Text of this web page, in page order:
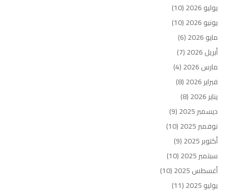
يوليو 2026
(10)
يونيو 2026
(10)
مايو 2026
(6)
أبريل 2026
(7)
مارس 2026
(4)
فبراير 2026
(8)
يناير 2026
(8)
ديسمبر 2025
(9)
نوفمبر 2025
(10)
أكتوبر 2025
(9)
سبتمبر 2025
(10)
أغسطس 2025
(10)
يوليو 2025
(11)